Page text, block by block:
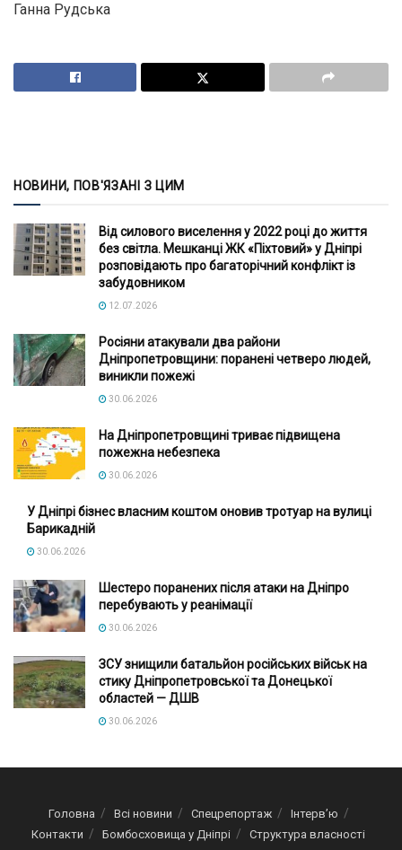
Ганна Рудська
НОВИНИ, ПОВ'ЯЗАНІ З ЦИМ
Від силового виселення у 2022 році до життя
без світла. Мешканці ЖК «Піхтовий» у Дніпрі
розповідають про багаторічний конфлікт із
забудовником
12.07.2026
Росіяни атакували два райони
Дніпропетровщини: поранені четверо людей,
виникли пожежі
30.06.2026
На Дніпропетровщині триває підвищена
пожежна небезпека
30.06.2026
У Дніпрі бізнес власним коштом оновив тротуар на вулиці
Барикадній
30.06.2026
Шестеро поранених після атаки на Дніпро
перебувають у реанімації
30.06.2026
ЗСУ знищили батальйон російських військ на
стику Дніпропетровської та Донецької
областей — ДШВ
30.06.2026
Головна Всі новини Спецрепортаж
Інтерв’ю
Контакти
Бомбосховища у Дніпрі Структура власності